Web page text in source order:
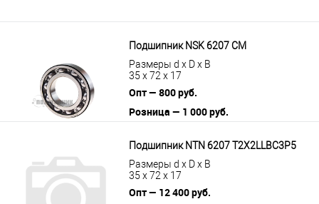
Подшипник NSK 6207 CM
Размеры d x D x B
35 x 72 x 17
Опт — 800 руб.
Розница — 1 000 руб.
Подшипник NTN 6207 T2X2LLBC3P5
Размеры d x D x B
35 x 72 x 17
Опт — 12 400 руб.